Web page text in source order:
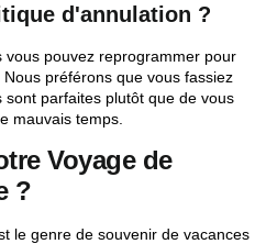
d'annulation ?
vous pouvez reprogrammer pour
préférons que vous fassiez
parfaites plutôt que de vous
mauvais temps.
Voyage de
?
le genre de souvenir de vacances